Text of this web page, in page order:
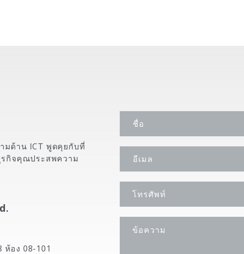
มด้าน ICT พูดคุยกับที่
รกิจคุณประสพความ
ห้อง 08-101